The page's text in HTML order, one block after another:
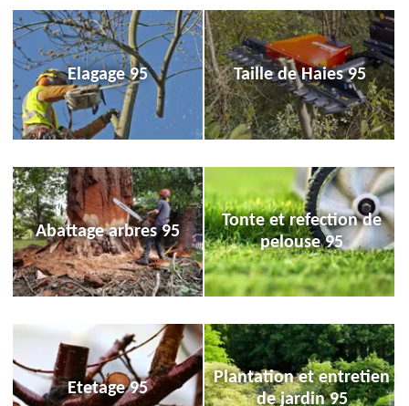
Elagage 95 Taille de Haies 95
Abattage arbres 95
Tonte et refection de
pelouse 95
Etetage 95
Plantation et entretien
de jardin 95